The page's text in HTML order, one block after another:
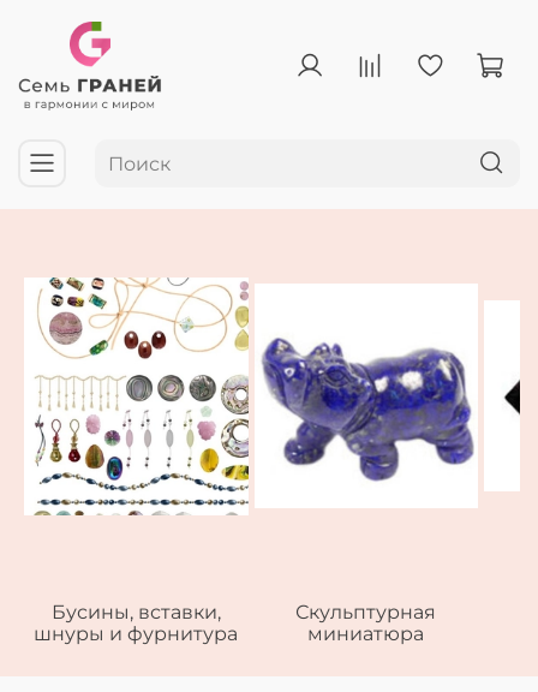
Бусины, вставки,
шнуры и фурнитура
Скульптурная
миниатюра